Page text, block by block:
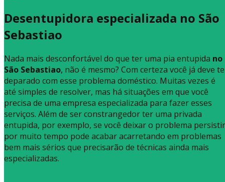
Desentupidora especializada no São
Sebastiao
Nada mais desconfortável do que ter uma pia entupida no
São Sebastiao, não é mesmo? Com certeza você já deve
deparado com esse problema doméstico. Muitas vezes é
até simples de resolver, mas há situações em que você
precisa de uma empresa especializada para fazer esses
serviços. Além de ser constrangedor ter uma privada
entupida, por exemplo, se você deixar o problema persistir
por muito tempo pode acabar acarretando em problemas
bem mais sérios que precisarão de técnicas ainda mais
especializadas.